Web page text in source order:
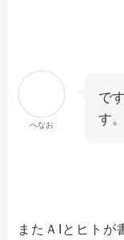
へなお
で
す。
またＡIとヒトが